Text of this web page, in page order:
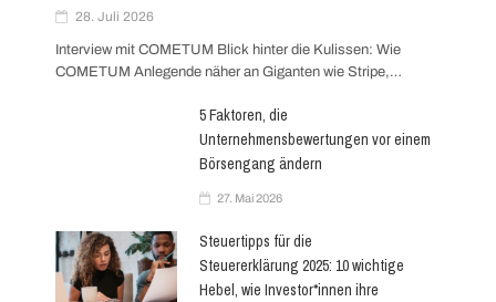
g
a
o
n
28. Juli 2026
Interview mit COMETUM Blick hinter die Kulissen: Wie
COMETUM Anlegende näher an Giganten wie Stripe,…
5 Faktoren, die
Unternehmensbewertungen vor einem
Börsengang ändern
27. Mai 2026
Steuertipps für die
Steuererklärung 2025: 10 wichtige
Hebel, wie Investor*innen ihre